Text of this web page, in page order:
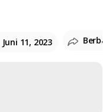
Juni 11, 2023